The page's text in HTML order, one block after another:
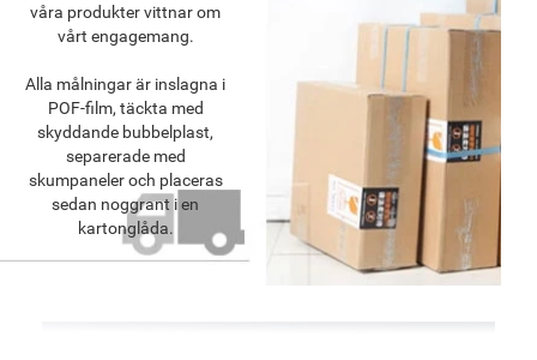
våra produkter vittnar om
vårt engagemang.
Alla målningar är inslagna i
POF-film, täckta med
skyddande bubbelplast,
separerade med
skumpaneler och placeras
sedan noggrant i en
kartonglåda.